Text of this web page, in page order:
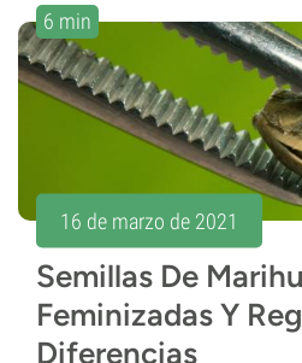
6 min
16 de marzo de 2021
Semillas De
Feminizadas Y
Diferencias